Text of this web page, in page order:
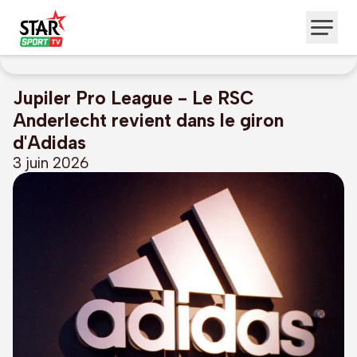
Jupiler Pro League - Le RSC
Anderlecht revient dans le giron
d'Adidas
3 juin 2026